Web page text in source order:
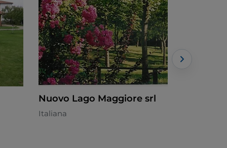
Nuovo Lago Maggiore srl
Italiana